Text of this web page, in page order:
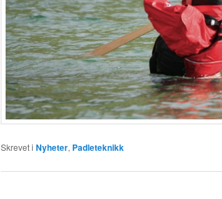
Skrevet i Nyheter, Padleteknikk